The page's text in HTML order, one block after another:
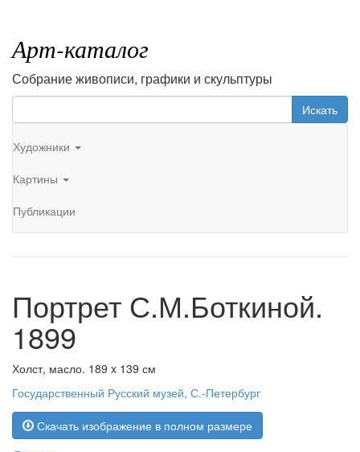
Арт-каталог
Собрание живописи, графики и скульптуры
Искать
Художники
Картины
Публикации
Портрет С.М.Боткиной.
1899
Холст, масло. 189 x 139 см
Государственный Русский музей, С.-Петербург
Скачать изображение в полном размере